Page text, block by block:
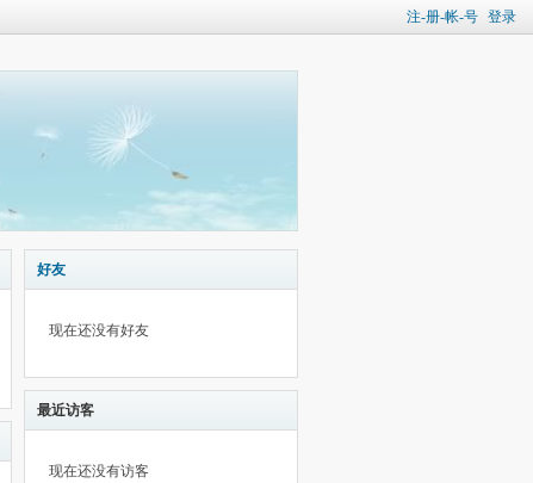
注-册-帐-号 登录
好友
现在还没有好友
最近访客
现在还没有访客